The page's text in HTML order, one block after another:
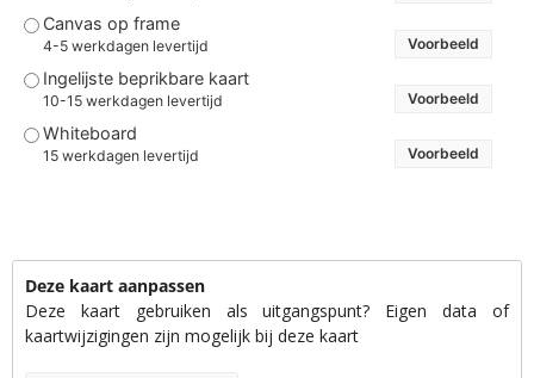
Canvas op frame
4-5 werkdagen levertijd Voorbeeld
Ingelijste beprikbare kaart
10-15 werkdagen levertijd Voorbeeld
Whiteboard
15 werkdagen levertijd Voorbeeld
Deze kaart aanpassen
Deze kaart gebruiken als uitgangspunt? Eigen data of
kaartwijzigingen zijn mogelijk bij deze kaart